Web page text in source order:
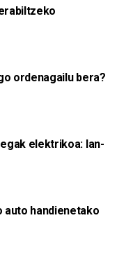
ordenagailu bera?
elektrikoa: lan-
auto handienetako